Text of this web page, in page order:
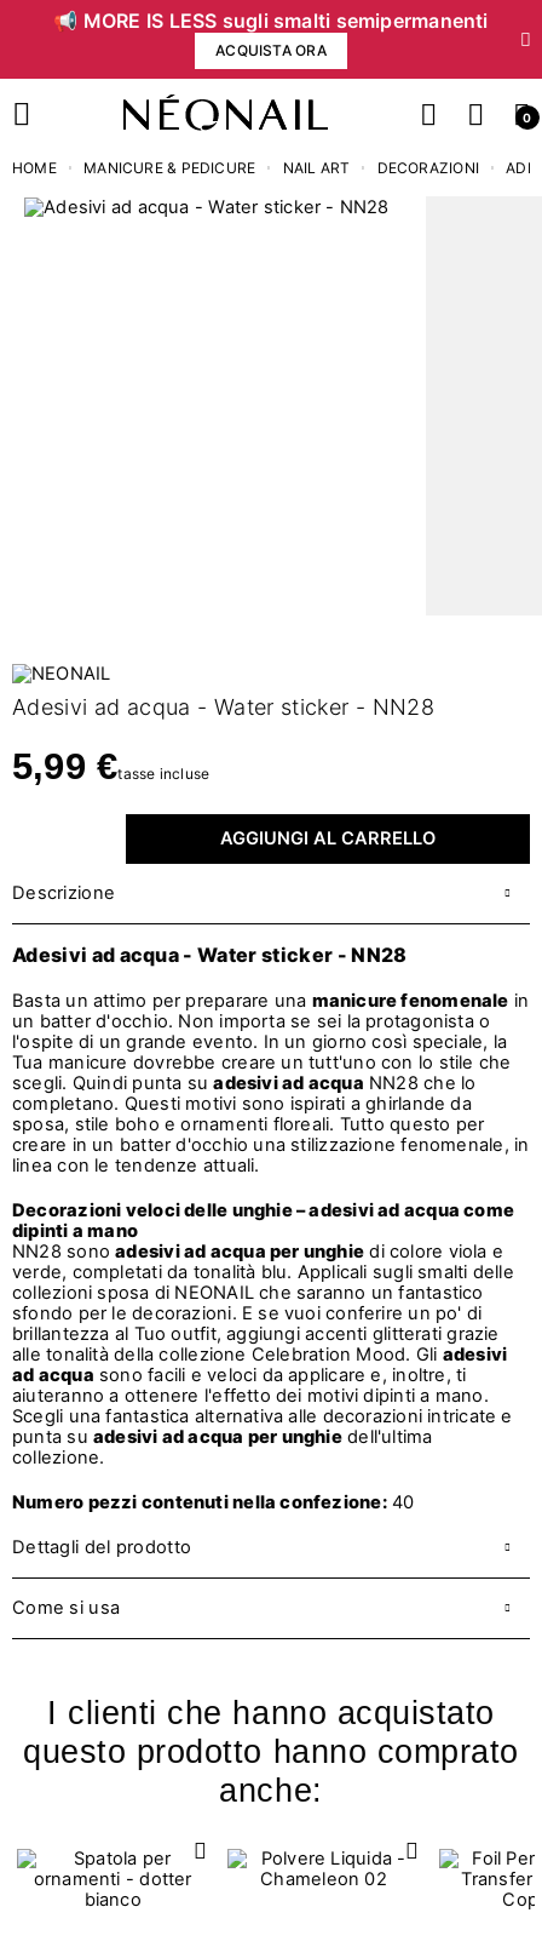
📢 MORE IS LESS sugli smalti semipermanenti
ACQUISTA ORA
0
HOME MANICURE & PEDICURE NAIL ART DECORAZIONI
Adesivi ad acqua - Water sticker - NN28
5,99 €tasse incluse
AGGIUNGI AL CARRELLO
Descrizione
Adesivi ad acqua - Water sticker - NN28
Basta un attimo per preparare una manicure fenomenale in
un batter d'occhio. Non importa se sei la protagonista o
l'ospite di un grande evento. In un giorno così speciale, la
Tua manicure dovrebbe creare un tutt'uno con lo stile che
scegli. Quindi punta suadesivi ad acqua NN28 che lo
completano. Questi motivi sono ispirati a ghirlande da
sposa, stile boho e ornamenti floreali. Tutto questo per
creare in un batter d'occhio una stilizzazione fenomenale, in
linea con le tendenze attuali.
Decorazioni veloci delle unghie – adesivi ad acqua come
dipinti a mano
NN28 sonoadesivi ad acqua per unghie di colore viola e
verde, completati da tonalità blu. Applicali sugli smalti delle
collezioni sposa di NEONAIL che saranno un fantastico
sfondo per le decorazioni. E se vuoi conferire un po' di
brillantezza al Tuo outfit, aggiungi accenti glitterati grazie
alle tonalità della collezione Celebration Mood. Gli adesivi
ad acqua sono facili e veloci da applicare e, inoltre, ti
aiuteranno a ottenere l'effetto dei motivi dipinti a mano.
Scegli una fantastica alternativa alle decorazioni intricate e
punta su adesivi ad acqua per unghiedell'ultima
collezione.
Numero pezzi contenuti nella confezione:40
Dettagli del prodotto
Come si usa
I clienti che hanno acquistato
questo prodotto hanno comprato
anche: